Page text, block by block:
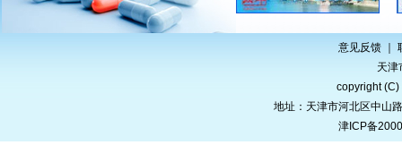
意见反馈
天津
copyright
地址：天津市河北区中山
津ICP备